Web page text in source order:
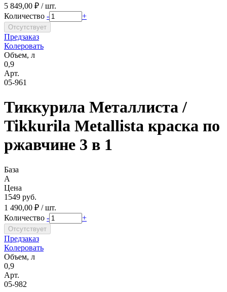
5 849,00 ₽ / шт.
Количество - +
Предзаказ
Колеровать
Объем, л
0,9
Арт.
05-961
Тиккурила Металлиста /
Tikkurila Metallista краска по
ржавчине 3 в 1
База
A
Цена
1549 руб.
1 490,00 ₽ / шт.
Количество - +
Предзаказ
Колеровать
Объем, л
0,9
Арт.
05-982